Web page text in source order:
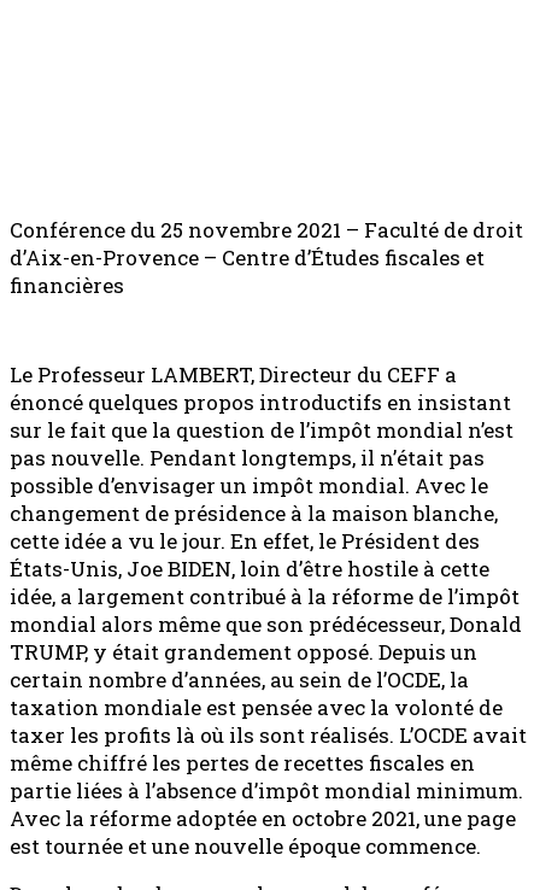
Conférence du 25 novembre 2021 – Faculté de droit
d’Aix-en-Provence – Centre d’Études fiscales et
financières
Le Professeur LAMBERT, Directeur du CEFF a
énoncé quelques propos introductifs en insistant
sur le fait que la question de l’impôt mondial n’est
pas nouvelle. Pendant longtemps, il n’était pas
possible d’envisager un impôt mondial. Avec le
changement de présidence à la maison blanche,
cette idée a vu le jour. En effet, le Président des
États-Unis, Joe BIDEN, loin d’être hostile à cette
idée, a largement contribué à la réforme de l’impôt
mondial alors même que son prédécesseur, Donald
TRUMP, y était grandement opposé. Depuis un
certain nombre d’années, au sein de l’OCDE, la
taxation mondiale est pensée avec la volonté de
taxer les profits là où ils sont réalisés. L’OCDE avait
même chiffré les pertes de recettes fiscales en
partie liées à l’absence d’impôt mondial minimum.
Avec la réforme adoptée en octobre 2021, une page
est tournée et une nouvelle époque commence.